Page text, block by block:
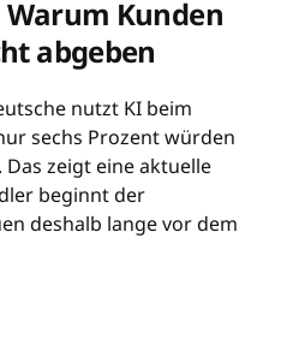
Warum Kunden
abgeben
nutzt KI beim
sechs Prozent würden
zeigt eine aktuelle
beginnt der
deshalb lange vor dem